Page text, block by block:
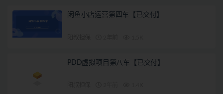
闲鱼小店运营第四车【已交付】
PDD虚拟项目第八车【已交付】